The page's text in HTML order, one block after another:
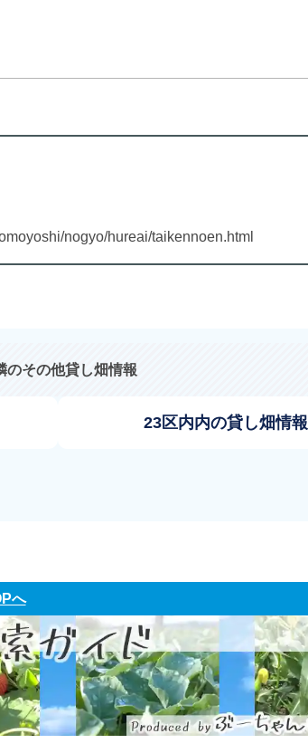
nogyo/hureai/taikennoen.html
のその他貸し畑情報
23区内内の貸し畑情報
へ